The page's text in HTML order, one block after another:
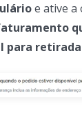
e ative a
para